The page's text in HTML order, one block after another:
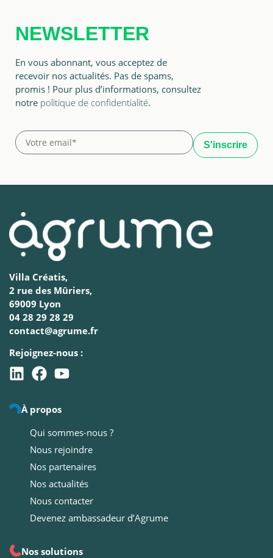
NEWSLETTER
En vous abonnant, vous acceptez de
recevoir nos actualités. Pas de spams,
promis ! Pour plus d’informations, consultez
notre politique de confidentialité.
Villa Créatis,
2 rue des Mûriers,
69009 Lyon
04 28 29 28 29
contact@agrume.fr
Rejoignez-nous :
À propos
Qui sommes-nous ?
Nous rejoindre
Nos partenaires
Nos actualités
Nous contacter
Devenez ambassadeur d’Agrume
Nos solutions